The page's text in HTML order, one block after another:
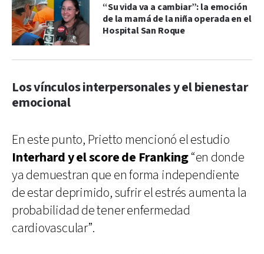
“Su vida va a cambiar”: la emoción
de la mamá de la niña operada en el
Hospital San Roque
Los vínculos interpersonales y el bienestar
emocional
En este punto, Prietto mencionó el estudio
Interhard y el score de Franking“en donde
ya demuestran que en forma independiente
de estar deprimido, sufrir el estrés aumenta la
probabilidad de tener enfermedad
cardiovascular”.